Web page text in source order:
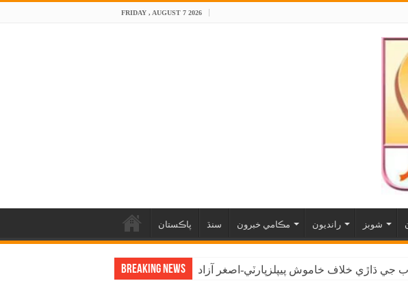
FRIDAY , AUGUST 7 2026
پاڪستان سنڌ مڪامي خبرون رانديون شوبز
Breaking News جي ڌاڙي خلاف خاموش پيپلزپارٽي-اصغر آزاد